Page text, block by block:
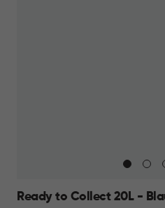
Ready to Collect 20L -